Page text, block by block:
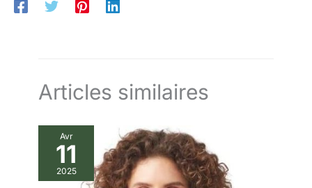
Articles similaires
Avr
11
2025